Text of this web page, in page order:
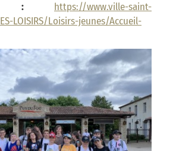
: https://www.ville-saint-
LOISIRS/Loisirs-jeunes/Accueil-